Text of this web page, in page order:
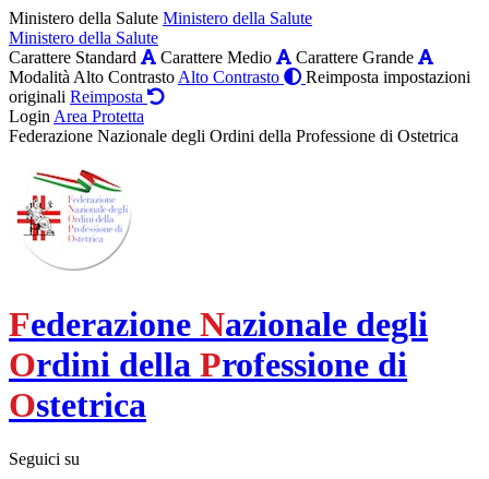
Ministero della Salute Ministero della Salute
Ministero della Salute
Carattere Standard
Carattere Medio
Carattere Grande
Modalità Alto Contrasto Alto Contrasto
Reimposta impostazioni
originali Reimposta
Login Area Protetta
Federazione Nazionale degli Ordini della Professione di Ostetrica
Federazione Nazionale degli
Ordini della Professione di
Ostetrica
Seguici su